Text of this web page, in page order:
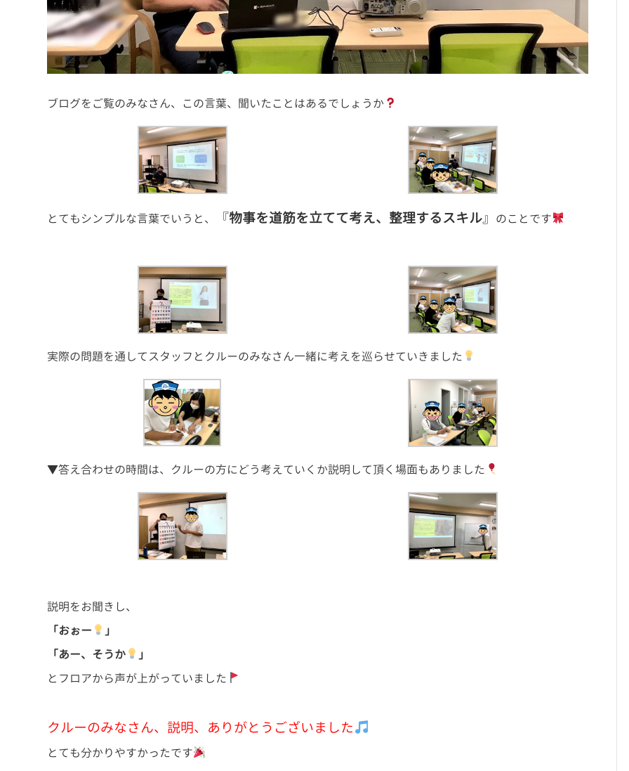
ブログをご覧のみなさん、この言葉、聞いたことはあるでしょうか
とてもシンプルな言葉でいうと、 『物事を道筋を立てて考え、整理するスキル』 のことです
実際の問題を通してスタッフとクルーのみなさん一緒に考えを巡らせていきました
▼答え合わせの時間は、クルーの方にどう考えていくか説明して頂く場面もありました
説明をお聞きし、
「おぉー
」
「あー、そうか
」
とフロアから声が上がっていました
クルーのみなさん、説明、ありがとうございました
とても分かりやすかったです